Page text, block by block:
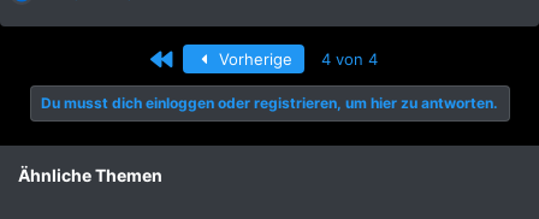
a
i
o
n
e
:
Erste Vorherige 4 von 4
Du musst dich einloggen oder registrieren, um hier zu antworten.
Ähnliche Themen